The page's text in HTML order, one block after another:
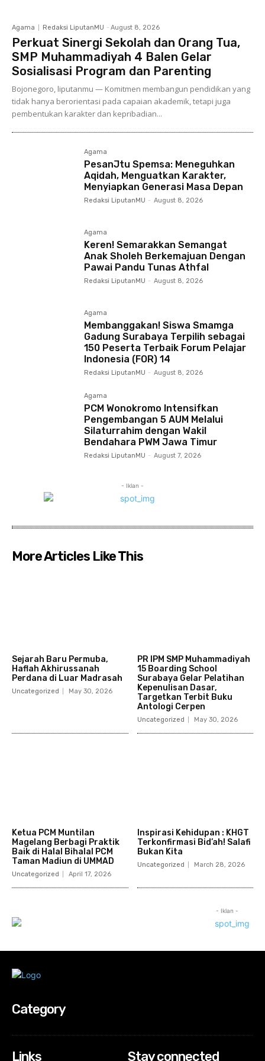
Agama Redaksi LiputanMU - August 8, 2026
Perkuat Sinergi Sekolah dan Orang Tua,
SMP Muhammadiyah 4 Balen Gelar
Sosialisasi Program dan Parenting
Bojonegoro, liputanmu — Komitmen membangun pendidikan yang
tidak hanya berorientasi pada capaian akademik, tetapi juga
pembentukan karakter dan kepribadian...
Agama
PesanJtu Spemsa: Meneguhkan
Aqidah, Menguatkan Karakter,
Menyiapkan Generasi Masa Depan
Redaksi LiputanMU - August 8, 2026
Agama
Keren! Semarakkan Semangat
Anak Sholeh Berkemajuan Dengan
Pawai Pandu Tunas Athfal
Redaksi LiputanMU - August 8, 2026
Agama
Membanggakan! Siswa Smamga
Gadung Surabaya Terpilih sebagai
150 Peserta Terbaik Forum Pelajar
Indonesia (FOR) 14
Redaksi LiputanMU - August 8, 2026
Agama
PCM Wonokromo Intensifkan
Pengembangan 5 AUM Melalui
Silaturrahim dengan Wakil
Bendahara PWM Jawa Timur
Redaksi LiputanMU - August 7, 2026
- Iklan -
More Articles Like This
Sejarah Baru Permuba,
Haflah Akhirussanah
Perdana di Luar Madrasah
Uncategorized May 30, 2026
PR IPM SMP Muhammadiyah
15 Boarding School
Surabaya Gelar Pelatihan
Kepenulisan Dasar,
Targetkan Terbit Buku
Antologi Cerpen
Uncategorized May 30, 2026
Ketua PCM Muntilan
Magelang Berbagi Praktik
Baik di Halal Bihalal PCM
Taman Madiun di UMMAD
Uncategorized April 17, 2026
Inspirasi Kehidupan : KHGT
Terkonfirmasi Bid’ah! Salafi
Bukan Kita
Uncategorized March 28, 2026
- Iklan -
Category
Links Stay connected